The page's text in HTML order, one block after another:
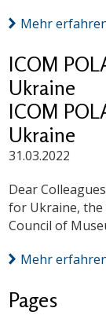
Mehr
ICOM
Ukraine
ICOM
Ukraine
31.03.2022
Dear
for Ukraine,
Council of
Mehr
Pages